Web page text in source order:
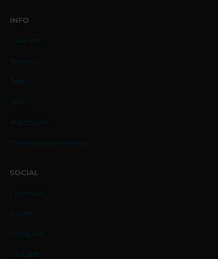
INFO
Über uns
Kontakt
Jobs
AGB
Impressum
Datenschutzerklärung
SOCIAL
Facebook
Twitter
Instagram
YouTube